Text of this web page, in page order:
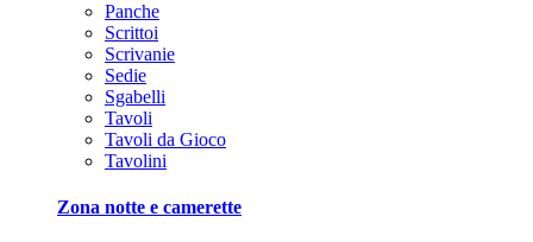
Panche
Scrittoi
Scrivanie
Sedie
Sgabelli
Tavoli
Tavoli da Gioco
Tavolini
Zona notte e camerette